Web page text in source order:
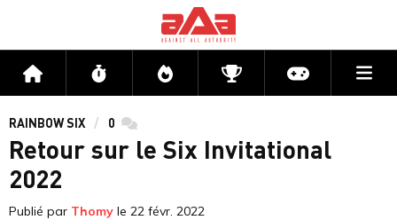
Accueil Flux Directs CompétitionsActu jeux
RAINBOW SIX 0 commentaires
Retour sur le Six Invitational
2022
Publié par Thomy le 22 févr. 2022